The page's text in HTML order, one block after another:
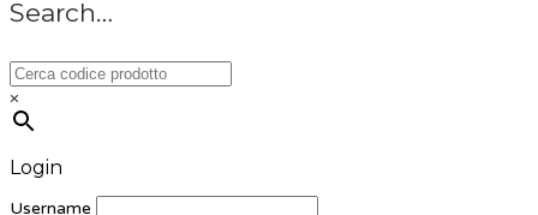
Search…
×
Login
Username